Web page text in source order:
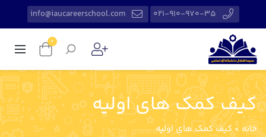
021-910-970-35
info@iaucareerschool.com
0
کیف کمک های اولیه
خانه >کیف کمک های اولیه